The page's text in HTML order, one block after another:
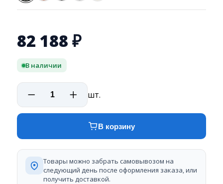
82 188 ₽
В наличии
шт.
В корзину
Товары можно забрать самовывозом на
следующий день после оформления заказа, или
получить доставкой.